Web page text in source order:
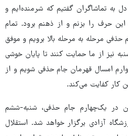
به تماشاگران گفتیم که شرمنده‌ایم و
حرف را بزنم و از ذهنم برود. تمام
حذفی مرحله به مرحله بالا برویم و موفق
نیز از ما حمایت کنند تا پایان خوشی
امسال قهرمان جام حذفی شویم و از
کار کفایت می‌کند.
در یک‌چهارم جام حذفی، شنبه-ششم
از ساعت ۱۸ در ورزشگاه آزادی برگزار خواهد شد. استقلال